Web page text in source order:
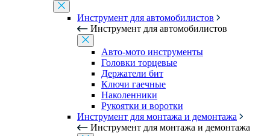
Инструмент для автомобилистов
Инструмент для автомобилистов
Авто-мото инструменты
Головки торцевые
Держатели бит
Ключи гаечные
Наколенники
Рукоятки и воротки
Инструмент для монтажа и демонтажа
Инструмент для монтажа и демонтажа